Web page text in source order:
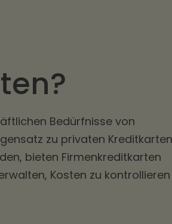
Bedürfnisse von
zu privaten
bieten Firmenkreditkarten
Kosten zu kontrollieren